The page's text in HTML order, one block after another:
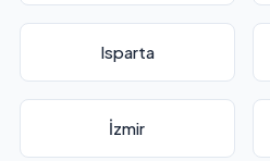
Isparta
İzmir